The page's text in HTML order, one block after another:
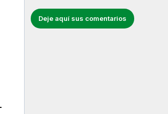
Deje aquí sus comentarios